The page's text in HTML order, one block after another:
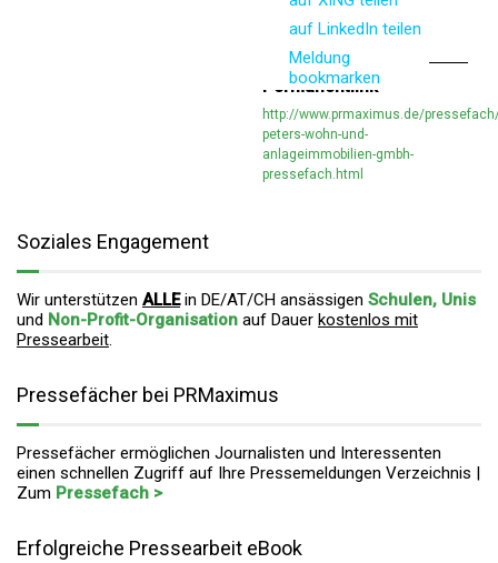
auf LinkedIn teilen
Meldung
bookmarken
Permanentlink
http://www.prmaximus.de/
peters-wohn-und-
anlageimmobilien-gmbh-
pressefach.html
Soziales Engagement
Wir unterstützen ALLEin DE/AT/CH ansässigen Schulen, Unis
und Non-Profit-Organisation auf Dauer kostenlos mit
Pressearbeit.
Pressefächer bei PRMaximus
Pressefächer ermöglichen Journalisten und Interessenten
einen schnellen Zugriff auf Ihre Pressemeldungen Verzeichnis |
Zum Pressefach >
Erfolgreiche Pressearbeit eBook